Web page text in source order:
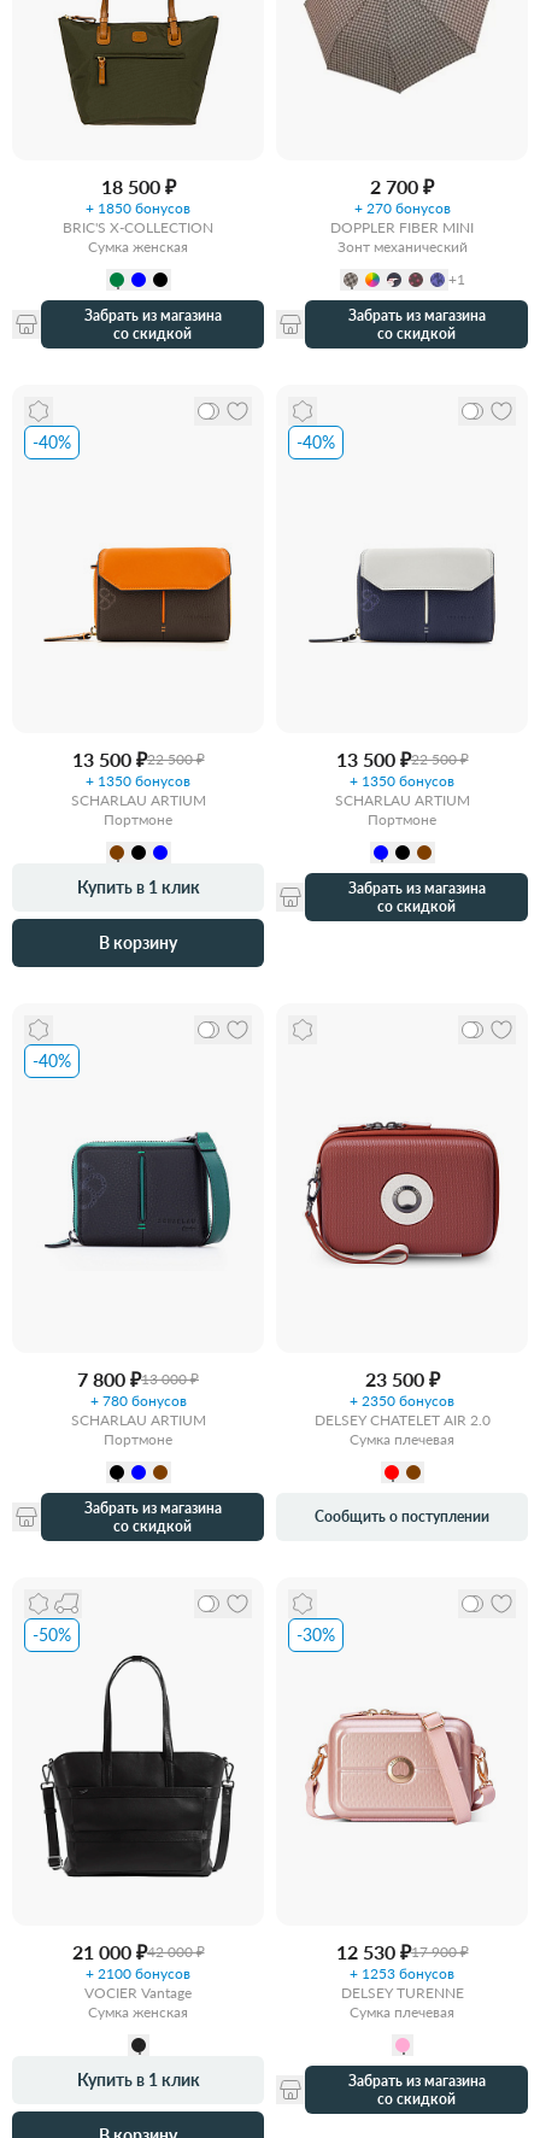
18 500 ₽
+ 1850 бонусов
BRIC'S X-COLLECTION
Сумка женская
Забрать из магазина
со скидкой
2 700 ₽
+ 270 бонусов
DOPPLER FIBER MINI
Зонт механический
+1
Забрать из магазина
со скидкой
-40%
13 500 ₽22 500 ₽
+ 1350 бонусов
SCHARLAU ARTIUM
Портмоне
Купить в 1 клик
В корзину
-40%
13 500 ₽22 500 ₽
+ 1350 бонусов
SCHARLAU ARTIUM
Портмоне
Забрать из магазина
со скидкой
-40%
7 800 ₽13 000 ₽
+ 780 бонусов
SCHARLAU ARTIUM
Портмоне
Забрать из магазина
со скидкой
23 500 ₽
+ 2350 бонусов
DELSEY CHATELET AIR 2.0
Сумка плечевая
Сообщить о поступлении
-50%
21 000 ₽42 000 ₽
+ 2100 бонусов
VOCIER Vantage
Сумка женская
Купить в 1 клик
-30%
12 530 ₽17 900 ₽
+ 1253 бонусов
DELSEY TURENNE
Сумка плечевая
Забрать из магазина
со скидкой